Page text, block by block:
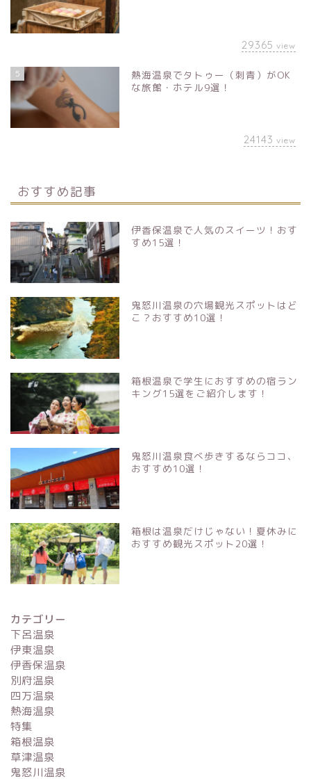
29365 view
5
熱海温泉でタトゥー（刺青）がOK
な旅館・ホテル9選！
24143 view
おすすめ記事
伊香保温泉で人気のスイーツ！おす
すめ15選！
鬼怒川温泉の穴場観光スポットはど
こ？おすすめ10選！
箱根温泉で学生におすすめの宿ラン
キング15選をご紹介します！
鬼怒川温泉食べ歩きするならココ、
おすすめ10選！
箱根は温泉だけじゃない！夏休みに
おすすめ観光スポット20選！
カテゴリー
下呂温泉
伊東温泉
伊香保温泉
別府温泉
四万温泉
熱海温泉
特集
箱根温泉
草津温泉
鬼怒川温泉